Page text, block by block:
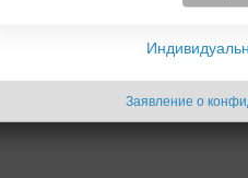
и
Заявление о